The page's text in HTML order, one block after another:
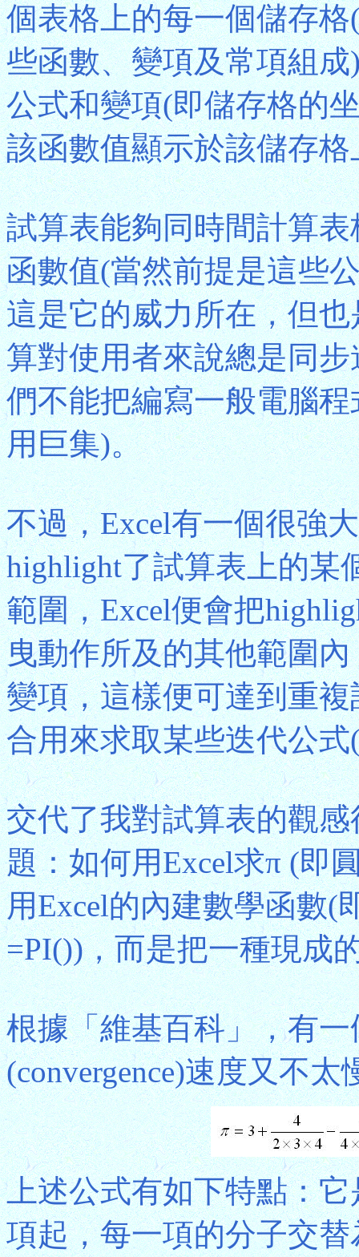
個表格上的每一個儲存
些函數、變項及常項組
公式和變項(即儲存格的
該函數值顯示於該儲存格
試算表能夠同時間計算
函數值(當然前提是這些
這是它的威力所在，但
算對使用者來說總是同
們不能把編寫一般電腦
用巨集)。
不過，Excel有一個很強
highlight了試算表上的某
範圍，Excel便會把
曳動作所及的其他範圍
變項，這樣便可達到重
合用來求取某些迭代公式
交代了我對試算表的觀
題：如何用Excel求π (即
用Excel的內建數學函數(
=PI())，而是把一種現成
根據「維基百科」，有
(convergence)速度又不
上述公式有如下特點：
項起，每一項的分子交